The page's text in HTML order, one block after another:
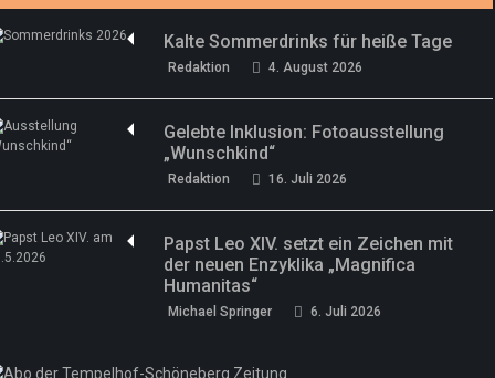
Kalte Sommerdrinks für heiße Tage
Redaktion 4. August 2026
Gelebte Inklusion: Fotoausstellung
„Wunschkind“
Redaktion 16. Juli 2026
Papst Leo XIV. setzt ein Zeichen mit
der neuen Enzyklika „Magnifica
Humanitas“
Michael Springer 6. Juli 2026